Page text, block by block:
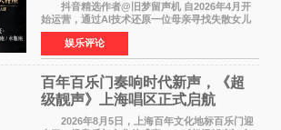
抖音精选作者@旧梦留声机 自2026年4月开
始运营，通过AI技术还原一位母亲寻找失散女儿
的故事，凭借强情感表达获得大量用户关注，发
布仅21小时便获得超1亿曝光、超1000万互动。
此后，账号持续沿
娱乐评论
百年百乐门奏响时代新声，《超
级靓声》上海唱区正式启航
2026年8月5日，上海百年文化地标百乐门迎